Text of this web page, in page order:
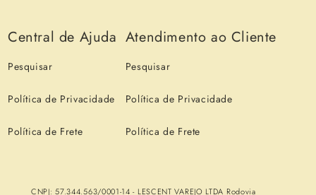
Central de Ajuda
Pesquisar
Política de Privacidade
Política de Frete
Atendimento ao Cliente
Pesquisar
Política de Privacidade
Política de Frete
CNPJ: 57.344.563/0001-14 - LESCENT VAREJO LTDA Rodovia